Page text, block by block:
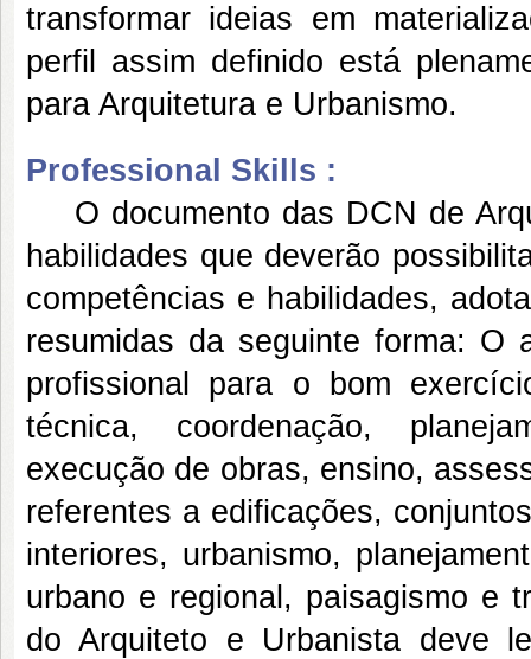
transformar ideias em
perfil assim definido está
para Arquitetura e Urbanismo.
Professional Skills :
O documento das DCN de
habilidades que deverão
competências e habilidades,
resumidas da seguinte forma: O
profissional para o bom
técnica, coordenação,
execução de obras, ensino,
referentes a edificações,
interiores, urbanismo,
urbano e regional, paisagismo e
do Arquiteto e Urbanista deve